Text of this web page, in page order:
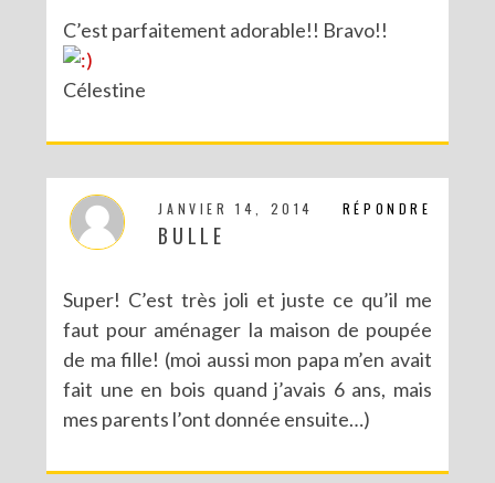
C’est parfaitement adorable!! Bravo!!
Célestine
RÉPONDRE
JANVIER 14, 2014
BULLE
Super! C’est très joli et juste ce qu’il me
faut pour aménager la maison de poupée
de ma fille! (moi aussi mon papa m’en avait
fait une en bois quand j’avais 6 ans, mais
mes parents l’ont donnée ensuite…)